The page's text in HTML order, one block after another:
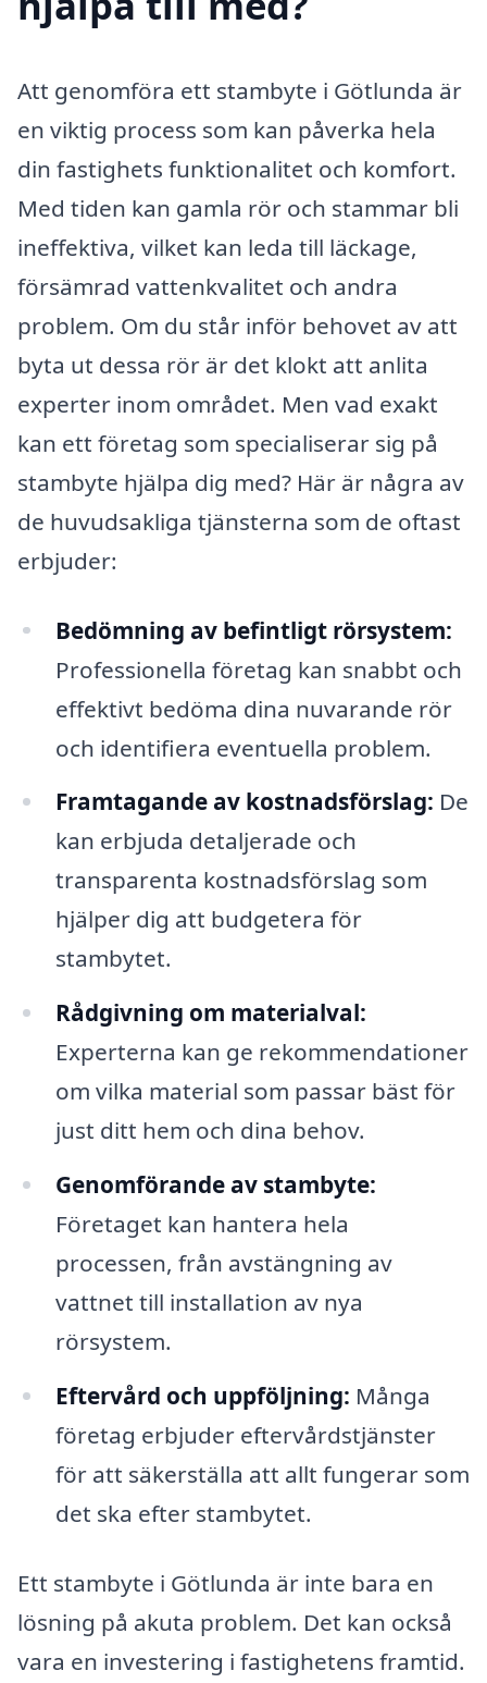
Att genomföra ett stambyte i Götlunda är
en viktig process som kan påverka hela
din fastighets funktionalitet och komfort.
Med tiden kan gamla rör och stammar bli
ineffektiva, vilket kan leda till läckage,
försämrad vattenkvalitet och andra
problem. Om du står inför behovet av att
byta ut dessa rör är det klokt att anlita
experter inom området. Men vad exakt
kan ett företag som specialiserar sig på
stambyte hjälpa dig med? Här är några av
de huvudsakliga tjänsterna som de oftast
erbjuder:
Bedömning av befintligt rörsystem:
Professionella företag kan snabbt och
effektivt bedöma dina nuvarande rör
och identifiera eventuella problem.
Framtagande av kostnadsförslag: De
kan erbjuda detaljerade och
transparenta kostnadsförslag som
hjälper dig att budgetera för
stambytet.
Rådgivning om materialval:
Experterna kan ge rekommendationer
om vilka material som passar bäst för
just ditt hem och dina behov.
Genomförande av stambyte:
Företaget kan hantera hela
processen, från avstängning av
vattnet till installation av nya
rörsystem.
Eftervård och uppföljning: Många
företag erbjuder eftervårdstjänster
för att säkerställa att allt fungerar som
det ska efter stambytet.
Ett stambyte i Götlunda är inte bara en
lösning på akuta problem. Det kan också
vara en investering i fastighetens framtid.